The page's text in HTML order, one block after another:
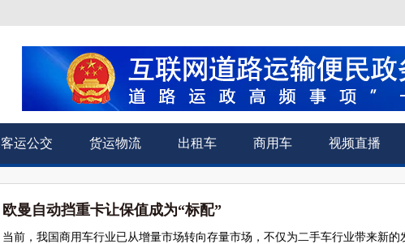
客运公交 货运物流 出租车 商用车 视频直播
欧曼自动挡重卡让保值成为“标配”
当前，我国商用车行业已从增量市场转向存量市场，不仅为二手车行业带来新的